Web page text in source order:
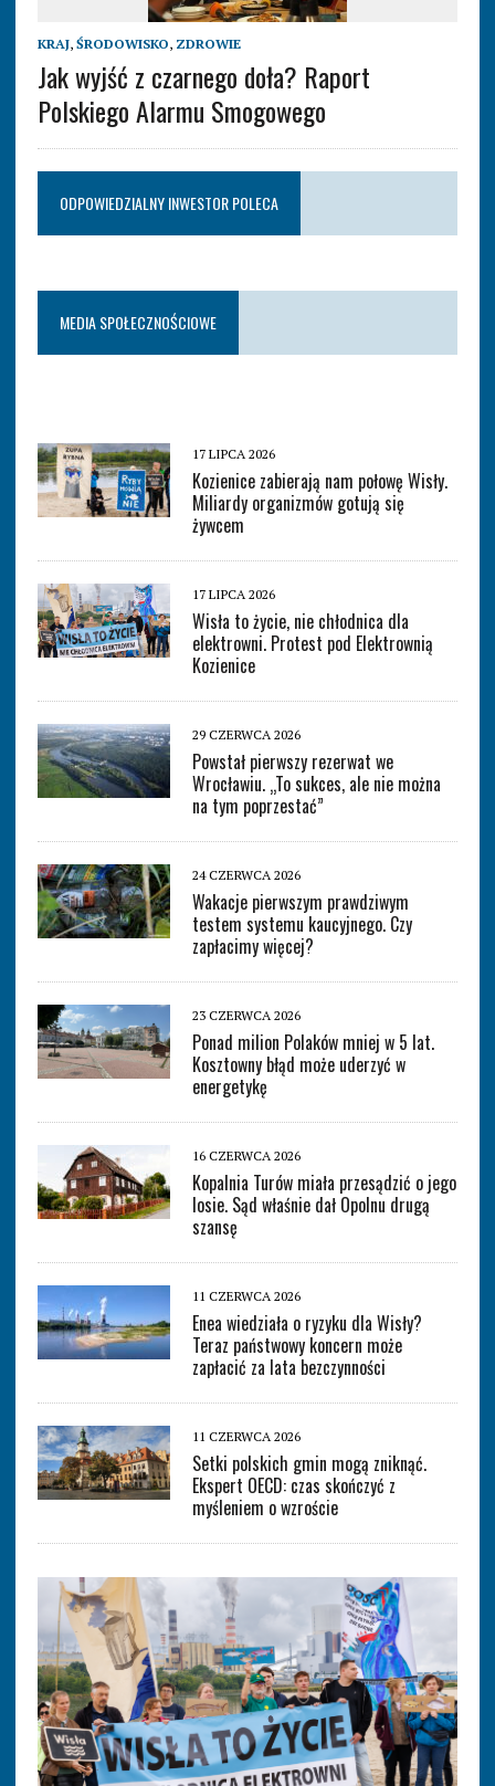
KRAJ, ŚRODOWISKO, ZDROWIE
Jak wyjść z czarnego doła? Raport
Polskiego Alarmu Smogowego
ODPOWIEDZIALNY INWESTOR POLECA
MEDIA SPOŁECZNOŚCIOWE
17 LIPCA 2026
Kozienice zabierają nam połowę Wisły.
Miliardy organizmów gotują się
żywcem
17 LIPCA 2026
Wisła to życie, nie chłodnica dla
elektrowni. Protest pod Elektrownią
Kozienice
29 CZERWCA 2026
Powstał pierwszy rezerwat we
Wrocławiu. „To sukces, ale nie można
na tym poprzestać”
24 CZERWCA 2026
Wakacje pierwszym prawdziwym
testem systemu kaucyjnego. Czy
zapłacimy więcej?
23 CZERWCA 2026
Ponad milion Polaków mniej w 5 lat.
Kosztowny błąd może uderzyć w
energetykę
16 CZERWCA 2026
Kopalnia Turów miała przesądzić o jego
losie. Sąd właśnie dał Opolnu drugą
szansę
11 CZERWCA 2026
Enea wiedziała o ryzyku dla Wisły?
Teraz państwowy koncern może
zapłacić za lata bezczynności
11 CZERWCA 2026
Setki polskich gmin mogą zniknąć.
Ekspert OECD: czas skończyć z
myśleniem o wzroście